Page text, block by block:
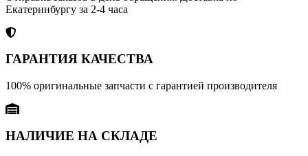
Екатеринбургу за 2-4 часа
ГАРАНТИЯ КАЧЕСТВА
100% оригинальные запчасти с гарантией производителя
НАЛИЧИЕ НА СКЛАДЕ